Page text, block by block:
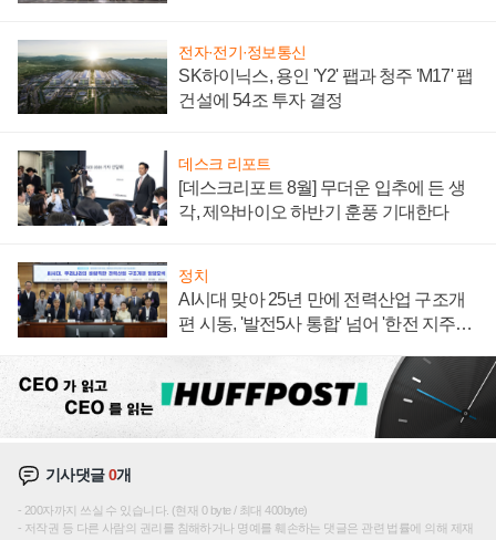
전자·전기·정보통신
SK하이닉스, 용인 'Y2' 팹과 청주 'M17' 팹
건설에 54조 투자 결정
데스크 리포트
[데스크리포트 8월] 무더운 입추에 든 생
각, 제약바이오 하반기 훈풍 기대한다
정치
AI시대 맞아 25년 만에 전력산업 구조개
편 시동, '발전5사 통합' 넘어 '한전 지주사'
기사댓글0개
200자까지 쓰실 수 있습니다. (현재 0 byte / 최대 400byte)
저작권 등 다른 사람의 권리를 침해하거나 명예를 훼손하는 댓글은 관련 법률에 의해 제재